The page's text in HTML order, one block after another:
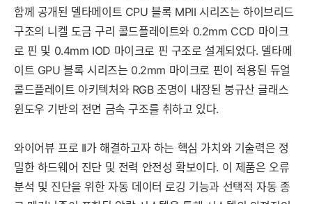
함께 공개된 델타메이트 CPU 블록 MPII 시리즈는 하이브리드
구조의 니켈 도금 구리 콜드플레이트와 0.2mm CCD 마이크
로 핀 및 0.4mm IOD 마이크로 핀 구조로 설계되었다. 델타메
이트 GPU 블록 시리즈는 0.2mm 마이크로 핀이 적용된 듀얼
콜드플레이트 아키텍처와 RGB 조명이 내장된 붕규산 글래스
윈도우 기반의 전면 금속 구조를 취하고 있다.
와이어뷰 프로 II가 해결하고자 하는 핵심 가치와 기술력은 정
밀한 하드웨어 진단 및 전력 안전성 확보이다. 이 제품은 오류
분석 및 진단을 위한 자동 데이터 로깅 기능과 선택적 자동 종